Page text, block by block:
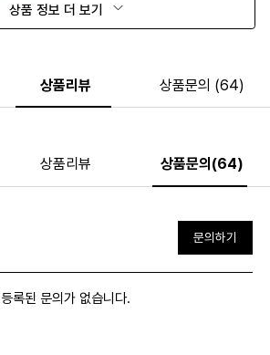
상품 정보 더 보기
상품리뷰 상품문의 (64)
상품리뷰 상품문의(64)
문의하기
등록된 문의가 없습니다.